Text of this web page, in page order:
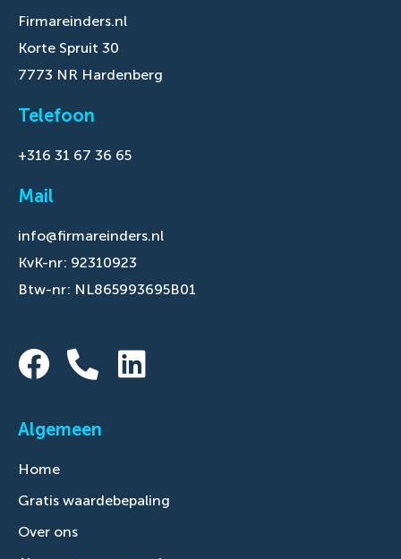
Firmareinders.nl
Korte Spruit 30
7773 NR Hardenberg
Telefoon
+316 31 67 36 65
Mail
info@firmareinders.nl
KvK-nr: 92310923
Btw-nr: NL865993695B01
Algemeen
Home
Gratis waardebepaling
Over ons